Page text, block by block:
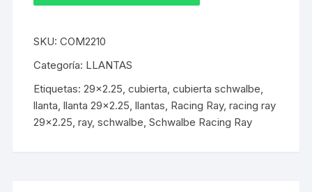
Ray
Evo,
Super
TLE,
Addix
Speed
SKU:COM2210
Categoría: LLANTAS
Etiquetas:29x2.25,cubierta,cubierta schwalbe,
llanta,llanta 29x2.25,llantas, Racing Ray,racing ray
29x2.25,ray,schwalbe,Schwalbe Racing Ray